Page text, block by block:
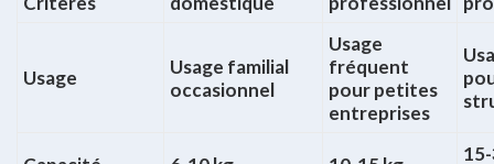
Usage
Usage familial
occasionnel
Usage
fréquent
pour petites
entreprises